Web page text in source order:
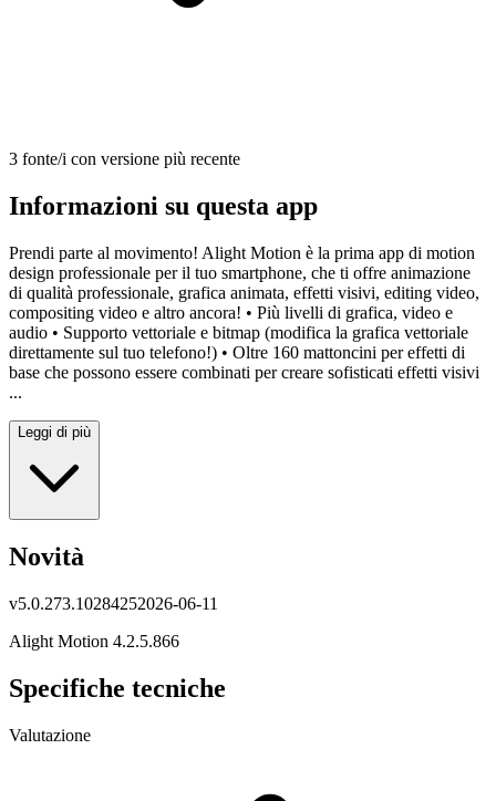
3 fonte/i con versione più recente
Informazioni su questa app
Prendi parte al movimento! Alight Motion è la prima app di motion
design professionale per il tuo smartphone, che ti offre animazione
di qualità professionale, grafica animata, effetti visivi, editing video,
compositing video e altro ancora! • Più livelli di grafica, video e
audio • Supporto vettoriale e bitmap (modifica la grafica vettoriale
direttamente sul tuo telefono!) • Oltre 160 mattoncini per effetti di
base che possono essere combinati per creare sofisticati effetti visivi
...
Leggi di più
Novità
v5.0.273.10284252026-06-11
Alight Motion 4.2.5.866
Specifiche tecniche
Valutazione